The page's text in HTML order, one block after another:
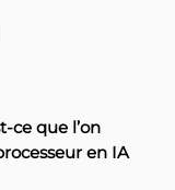
ce que l’on
en IA